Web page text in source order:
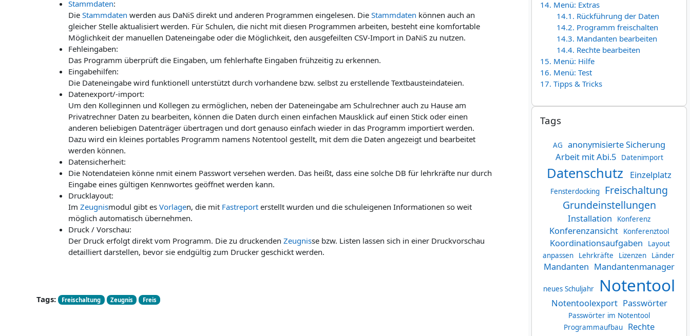
14. Menü: Extras
14.1. Rückführung der Daten
14.2. Programm freischalten
14.3. Mandanten bearbeiten
14.4. Rechte bearbeiten
15. Menü: Hilfe
16. Menü: Test
17. Tipps & Tricks
Tags überspringen
Tags
AG
anonymisierte Sicherung
Arbeit mit Abi.5
Datenimport
Datenschutz Einzelplatz
Fensterdocking
Freischaltung
Grundeinstellungen
Installation Konferenz
Konferenzansicht Konferenztool
Koordinationsaufgaben
Layout
anpassen
Lehrkräfte Lizenzen Länder
Mandanten Mandantenmanager
neues Schuljahr Notentool
Notentoolexport Passwörter
Passwörter im Notentool
Programmaufbau
Rechte
Stammdaten:
Die Stammdaten werden aus DaNiS direkt und anderen Programmen eingelesen. Die Stammdaten können auch an
gleicher Stelle aktualisiert werden. Für Schulen, die nicht mit diesen Programmen arbeiten, besteht eine komfortable
Möglichkeit der manuellen Dateneingabe oder die Möglichkeit, den ausgefeilten CSV-Import in DaNiS zu nutzen.
Fehleingaben:
Das Programm überprüft die Eingaben, um fehlerhafte Eingaben frühzeitig zu erkennen.
Eingabehilfen:
Die Dateneingabe wird funktionell unterstützt durch vorhandene bzw. selbst zu erstellende Textbausteindateien.
Datenexport/-import:
Um den Kolleginnen und Kollegen zu ermöglichen, neben der Dateneingabe am Schulrechner auch zu Hause am
Privatrechner Daten zu bearbeiten, können die Daten durch einen einfachen Mausklick auf einen Stick oder einen
anderen beliebigen Datenträger übertragen und dort genauso einfach wieder in das Programm importiert werden.
Dazu wird ein kleines portables Programm namens Notentool gestellt, mit dem die Daten angezeigt und bearbeitet
werden können.
Datensicherheit:
Die Notendateien könne nmit einem Passwort versehen werden. Das heißt, dass eine solche DB für lehrkräfte nur durch
Eingabe eines gültigen Kennwortes geöffnet werden kann.
Drucklayout:
Im Zeugnismodul gibt es Vorlagen, die mit Fastreport erstellt wurden und die schuleigenen Informationen so weit
möglich automatisch übernehmen.
Druck / Vorschau:
Der Druck erfolgt direkt vom Programm. Die zu druckenden Zeugnisse bzw. Listen lassen sich in einer Druckvorschau
detailliert darstellen, bevor sie endgültig zum Drucker geschickt werden.
Tags: Freischaltung Zeugnis Freis